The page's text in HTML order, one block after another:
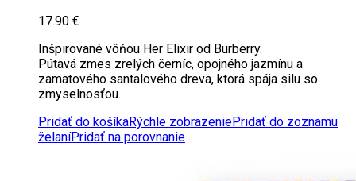
17.90 €
Inšpirované vôňou Her Elixir od Burberry.
Pútavá zmes zrelých černíc, opojného jazmínu a
zamatového santalového dreva, ktorá spája silu so
zmyselnosťou.
Pridať do košíkaRýchle zobrazeniePridať do zoznamu
želaníPridať na porovnanie